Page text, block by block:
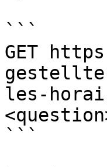
```
GET
les-
```